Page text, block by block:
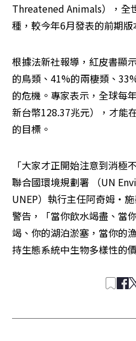
Threatened Animals），全
種，較今年6月發表的前期版
根據法新社報導，紅皮書顯
的鳥類、41%的兩棲類、
的危機。專家表示，全球每
新台幣128.37兆元），才能
的目標。
「大家才正開始注意到消極
聯合國環境規劃署 （UN
UNEP）執行主任阿奇姆‧
警告，「當你飲水竭盡、當
竭、你的湖泊淤塞，當你
持生態系統中生物多樣性的